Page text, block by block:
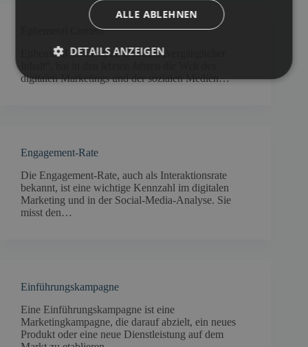
Ephemeral Content
Ephemeral Content, zu Deutsch „vergänglicher
digitalen Marketings und der sozialen Medien…
Engagement-Rate
Die Engagement-Rate, auch als Interaktionsrate
bekannt, ist eine wichtige Kennzahl im digitalen
Marketing und in der Social-Media-Analyse. Sie
misst den…
Einführungskampagne
Eine Einführungskampagne ist eine
Marketingkampagne, die darauf abzielt, ein neues
Produkt oder eine neue Dienstleistung auf dem
ALLE ABLEHNEN
DETAILS ANZEIGEN